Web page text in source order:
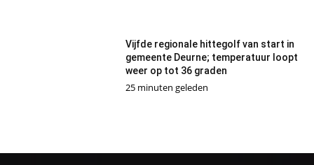
Vijfde regionale hittegolf van start in
gemeente Deurne; temperatuur loopt
weer op tot 36 graden
25 minuten geleden